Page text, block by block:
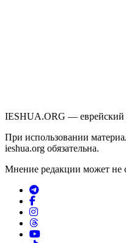
IESHUA.ORG — еврейский
При использовании
ieshua.org обязательна.
Мнение редакции может не